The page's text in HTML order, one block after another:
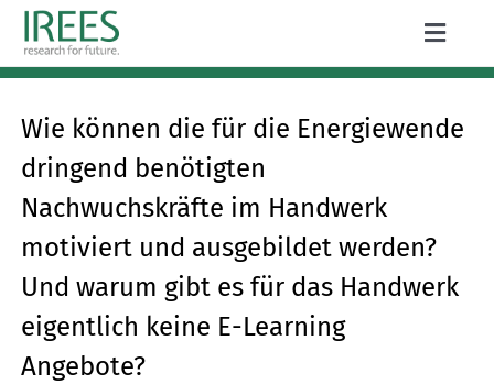
Zum
Inhalt
Toggle
ÜBER UNS
LEISTUNGEN
AKTUELLES
PROJEKTE
PUBLIKATIONEN
Wie können die für die Energiewende
dringend benötigten
Nachwuchskräfte im Handwerk
motiviert und ausgebildet werden?
Und warum gibt es für das Handwerk
eigentlich keine E-Learning
Angebote?